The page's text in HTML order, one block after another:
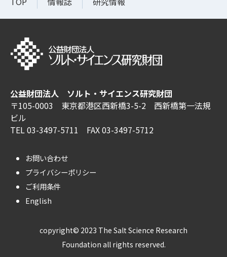
公益財団法人 ソルト・サイエンス研究財団
〒105-0003 東京都港区西新橋3-5-2 西新橋第一法規
ビル
TEL 03-3497-5711 FAX 03-3497-5712
お問い合わせ
プライバシーポリシー
ご利用条件
English
copyright© 2023 The Salt Science Research
Foundation all rights reserved.